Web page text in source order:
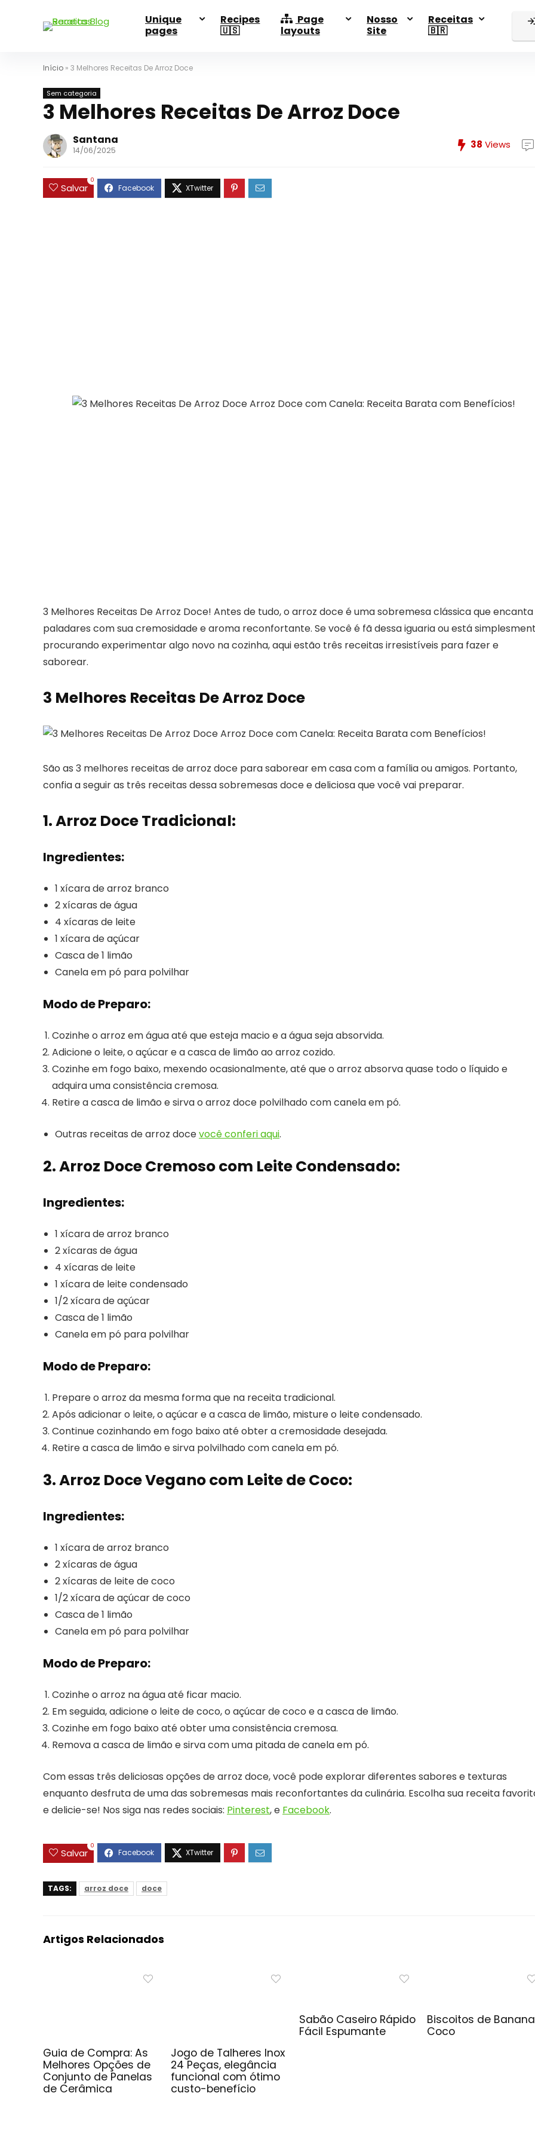
Unique
pages
Recipes
🇺🇸
Page
layouts
Nosso
Site
Receitas
🇧🇷
Início » 3 Melhores Receitas De Arroz Doce
Sem categoria
3 Melhores Receitas De Arroz Doce
Santana
14/06/2025 38 Views
Salvar
0
3 Melhores Receitas De Arroz Doce! Antes de tudo, o arroz doce é uma sobremesa clássica que encanta
paladares com sua cremosidade e aroma reconfortante. Se você é fã dessa iguaria ou está
procurando experimentar algo novo na cozinha, aqui estão três receitas irresistíveis para fazer e
saborear.
3 Melhores Receitas De Arroz Doce
São as 3 melhores receitas de arroz doce para saborear em casa com a família ou amigos. Portanto,
confia a seguir as três receitas dessa sobremesas doce e deliciosa que você vai preparar.
1. Arroz Doce Tradicional:
Ingredientes:
1 xícara de arroz branco
2 xícaras de água
4 xícaras de leite
1 xícara de açúcar
Casca de 1 limão
Canela em pó para polvilhar
Modo de Preparo:
Cozinhe o arroz em água até que esteja macio e a água seja absorvida.
Adicione o leite, o açúcar e a casca de limão ao arroz cozido.
Cozinhe em fogo baixo, mexendo ocasionalmente, até que o arroz absorva quase todo o líquido e
adquira uma consistência cremosa.
Retire a casca de limão e sirva o arroz doce polvilhado com canela em pó.
Outras receitas de arroz docevocê conferi aqui.
2. Arroz Doce Cremoso com Leite Condensado:
Ingredientes:
1 xícara de arroz branco
2 xícaras de água
4 xícaras de leite
1 xícara de leite condensado
1/2 xícara de açúcar
Casca de 1 limão
Canela em pó para polvilhar
Modo de Preparo:
Prepare o arroz da mesma forma que na receita tradicional.
Após adicionar o leite, o açúcar e a casca de limão, misture o leite condensado.
Continue cozinhando em fogo baixo até obter a cremosidade desejada.
Retire a casca de limão e sirva polvilhado com canela em pó.
3. Arroz Doce Vegano com Leite de Coco:
Ingredientes:
1 xícara de arroz branco
2 xícaras de água
2 xícaras de leite de coco
1/2 xícara de açúcar de coco
Casca de 1 limão
Canela em pó para polvilhar
Modo de Preparo:
Cozinhe o arroz na água até ficar macio.
Em seguida, adicione o leite de coco, o açúcar de coco e a casca de limão.
Cozinhe em fogo baixo até obter uma consistência cremosa.
Remova a casca de limão e sirva com uma pitada de canela em pó.
Com essas três deliciosas opções de arroz doce, você pode explorar diferentes sabores e texturas
enquanto desfruta de uma das sobremesas mais reconfortantes da culinária. Escolha sua receita
e delicie-se! Nos siga nas redes sociais: Pinterest, e Facebook.
Salvar
0
TAGS: arroz doce doce
Artigos Relacionados
Guia de Compra: As
Melhores Opções de
Conjunto de Panelas
de Cerâmica
Jogo de Talheres Inox
24 Peças, elegância
funcional com ótimo
custo-benefício
Sabão Caseiro Rápido
Fácil Espumante
Biscoitos de
Coco